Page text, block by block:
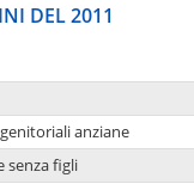
DEL 2011
anziane
senza figli